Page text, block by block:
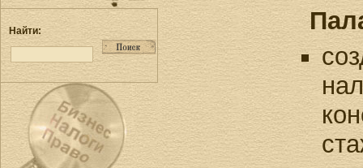
Найти: